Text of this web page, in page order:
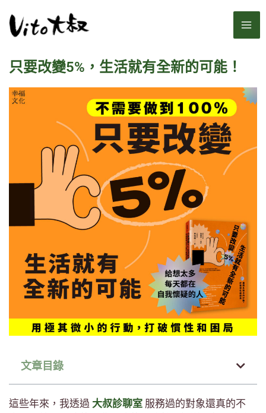
至
只要改變5%，生活就有全新的可能！
文章目錄
這些年來，我透過 大叔診聊室 服務過的對象還真的不